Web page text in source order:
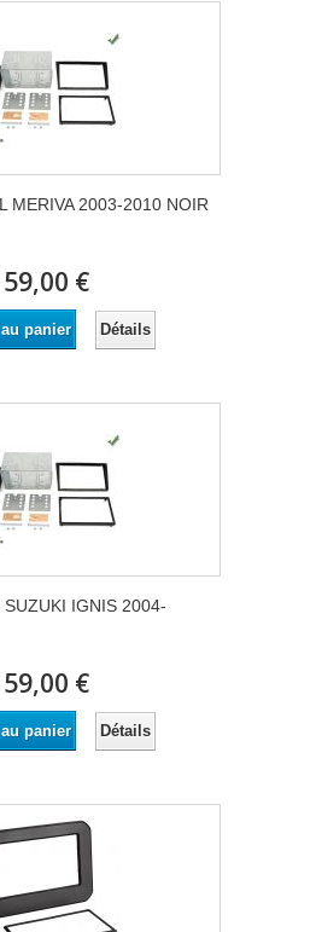
MERIVA 2003-2010 NOIR
59,00 €
panier Détails
SUZUKI IGNIS 2004-
59,00 €
panier Détails